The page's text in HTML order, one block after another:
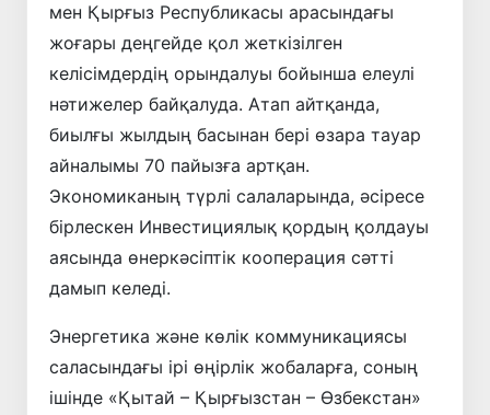
мен Қырғыз Республикасы арасындағы
жоғары деңгейде қол жеткізілген
келісімдердің орындалуы бойынша елеулі
нәтижелер байқалуда. Атап айтқанда,
биылғы жылдың басынан бері өзара тауар
айналымы 70 пайызға артқан.
Экономиканың түрлі салаларында, әсіресе
бірлескен Инвестициялық қордың қолдауы
аясында өнеркәсіптік кооперация сәтті
дамып келеді.
Энергетика және көлік коммуникациясы
саласындағы ірі өңірлік жобаларға, соның
ішінде «Қытай – Қырғызстан – Өзбекстан»